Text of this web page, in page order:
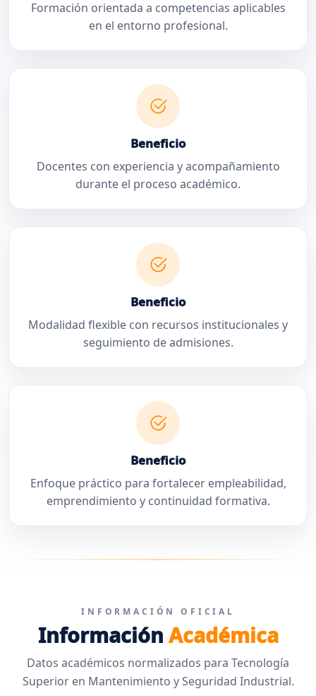
Formación orientada a competencias aplicables
en el entorno profesional.
Beneficio
Docentes con experiencia y acompañamiento
durante el proceso académico.
Beneficio
Modalidad flexible con recursos institucionales y
seguimiento de admisiones.
Beneficio
Enfoque práctico para fortalecer empleabilidad,
emprendimiento y continuidad formativa.
INFORMACIÓN OFICIAL
Información Académica
Datos académicos normalizados para Tecnología
Superior en Mantenimiento y Seguridad Industrial.